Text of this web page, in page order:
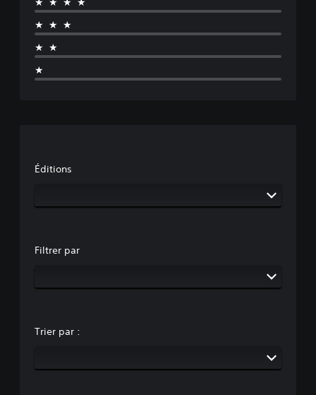
★★★
★★
★
Éditions
Filtrer par
Trier par :